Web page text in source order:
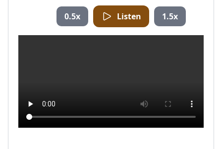
0.5x Listen 1.5x